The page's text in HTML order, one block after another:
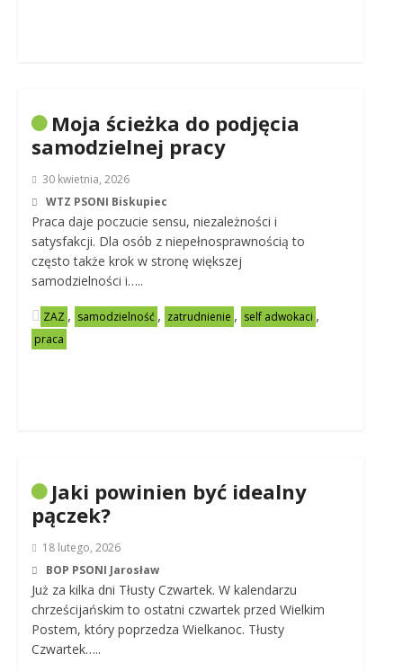
Moja ścieżka do podjęcia
samodzielnej pracy
30 kwietnia, 2026
WTZ PSONI Biskupiec
Praca daje poczucie sensu, niezależności i
satysfakcji. Dla osób z niepełnosprawnością to
często także krok w stronę większej
samodzielności i…..
ZAZ , samodzielność , zatrudnienie , self adwokaci ,
praca
Jaki powinien być idealny
pączek?
18 lutego, 2026
BOP PSONI Jarosław
Już za kilka dni Tłusty Czwartek. W kalendarzu
chrześcijańskim to ostatni czwartek przed Wielkim
Postem, który poprzedza Wielkanoc. Tłusty
Czwartek…..